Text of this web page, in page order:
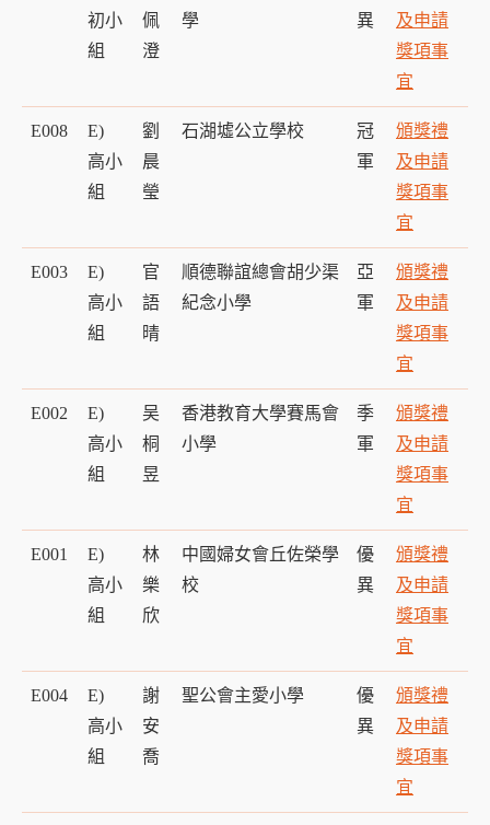
初小
組
佩
澄
學
異
及申請
獎項事
宜
E008
E)
高小
組
劉
晨
瑩
石湖墟公立學校
冠
軍
頒獎禮
及申請
獎項事
宜
E003
E)
高小
組
官
語
晴
順德聯誼總會胡少渠
紀念小學
亞
軍
頒獎禮
及申請
獎項事
宜
E002
E)
高小
組
吴
桐
昱
香港教育大學賽馬會
小學
季
軍
頒獎禮
及申請
獎項事
宜
E001
E)
高小
組
林
樂
欣
中國婦女會丘佐榮學
校
優
異
頒獎禮
及申請
獎項事
宜
E004
E)
高小
組
謝
安
喬
聖公會主愛小學
優
異
頒獎禮
及申請
獎項事
宜